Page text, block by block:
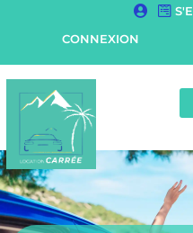
CONNEXION